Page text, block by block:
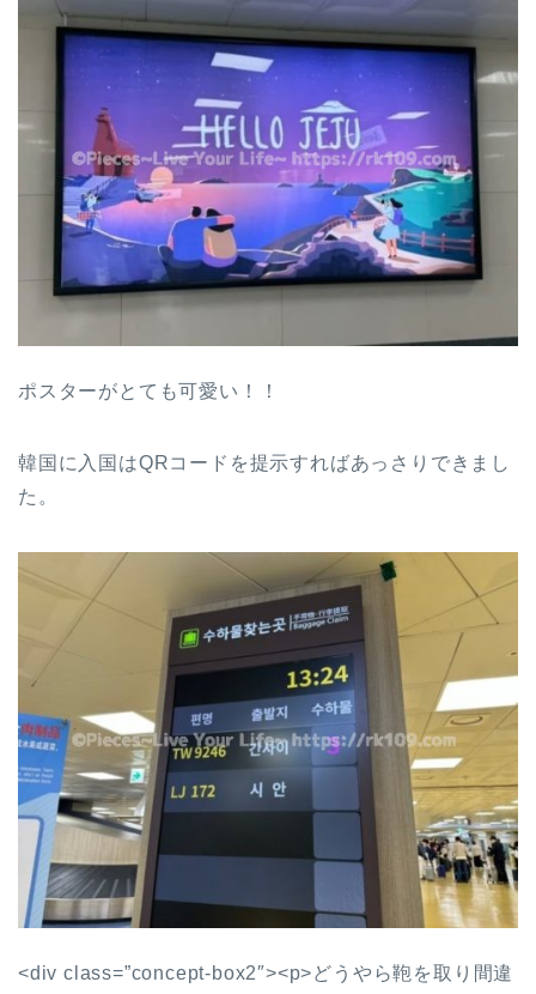
ポスターがとても可愛い！！
韓国に入国はQRコードを提示すればあっさりできまし
た。
<div class=”concept-box2″><p>どうやら鞄を取り間違